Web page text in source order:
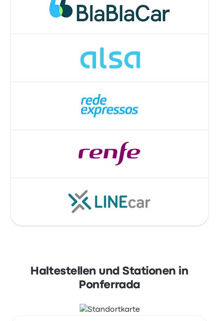
Haltestellen und Stationen in
Ponferrada